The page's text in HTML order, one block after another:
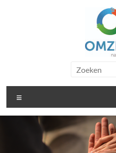
naar
elkaar
met
je